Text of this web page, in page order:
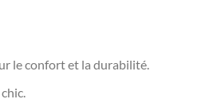
le confort et la durabilité.